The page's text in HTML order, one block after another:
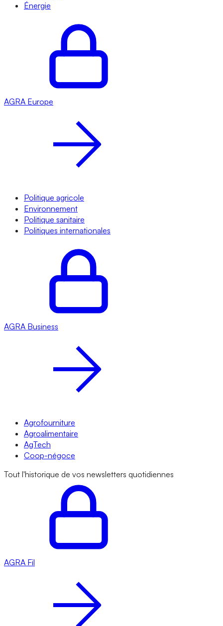
Énergie
AGRA Europe
Politique agricole
Environnement
Politique sanitaire
Politiques internationales
AGRA Business
Agrofourniture
Agroalimentaire
AgTech
Coop-négoce
Tout l'historique de vos newsletters quotidiennes
AGRA Fil